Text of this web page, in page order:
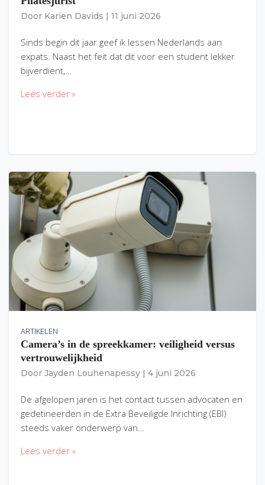
Door Karien Davids 11 juni 2026
Sinds begin dit jaar geef ik lessen Nederlands aan
expats. Naast het feit dat dit voor een student lekker
bijverdient,…
Lees verder »
ARTIKELEN
Camera’s in de spreekkamer: veiligheid versus
vertrouwelijkheid
Door Jayden Louhenapessy 4 juni 2026
De afgelopen jaren is het contact tussen advocaten en
gedetineerden in de Extra Beveiligde Inrichting (EBI)
steeds vaker onderwerp van…
Lees verder »